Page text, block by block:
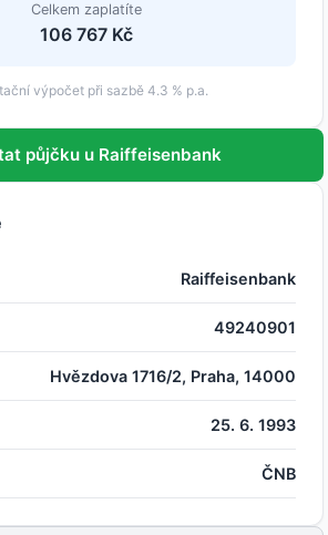
Celkem zaplatíte
106 767 Kč
výpočet při sazbě 4.3 % p.a.
půjčku u Raiffeisenbank
Raiffeisenbank
49240901
Hvězdova 1716/2, Praha, 14000
25. 6. 1993
ČNB